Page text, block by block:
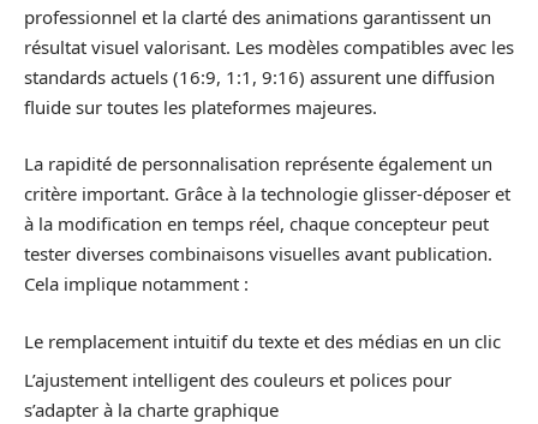
professionnel et la clarté des animations garantissent un
résultat visuel valorisant. Les modèles compatibles avec les
standards actuels (16:9, 1:1, 9:16) assurent une diffusion
fluide sur toutes les plateformes majeures.
La rapidité de personnalisation représente également un
critère important. Grâce à la technologie glisser-déposer et
à la modification en temps réel, chaque concepteur peut
tester diverses combinaisons visuelles avant publication.
Cela implique notamment :
Le remplacement intuitif du texte et des médias en un clic
L’ajustement intelligent des couleurs et polices pour
s’adapter à la charte graphique